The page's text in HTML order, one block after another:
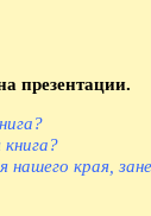
презентации.
края,